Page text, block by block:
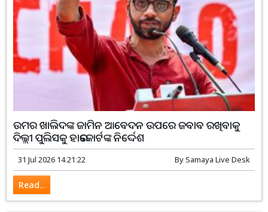
ଉମର ଖାଲିଦଙ୍କ ଜାମିନ ଆବେଦନ ଉପରେ ଜବାବ ରଖିବାକୁ
ଦିଲ୍ଲୀ ପୁଲିସକୁ ହାଇକୋର୍ଟଙ୍କ ନିର୍ଦ୍ଦେଶ
31 Jul 2026 14:21:22 BySamaya Live Desk
Read...